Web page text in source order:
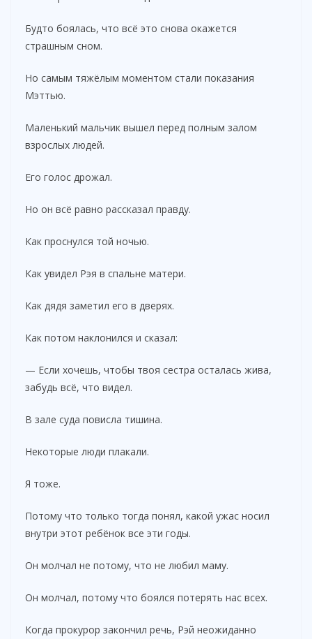
Будто боялась, что всё это снова окажется
страшным сном.
Но самым тяжёлым моментом стали показания
Мэттью.
Маленький мальчик вышел перед полным залом
взрослых людей.
Его голос дрожал.
Но он всё равно рассказал правду.
Как проснулся той ночью.
Как увидел Рэя в спальне матери.
Как дядя заметил его в дверях.
Как потом наклонился и сказал:
— Если хочешь, чтобы твоя сестра осталась жива,
забудь всё, что видел.
В зале суда повисла тишина.
Некоторые люди плакали.
Я тоже.
Потому что только тогда понял, какой ужас носил
внутри этот ребёнок все эти годы.
Он молчал не потому, что не любил маму.
Он молчал, потому что боялся потерять нас всех.
Когда прокурор закончил речь, Рэй неожиданно